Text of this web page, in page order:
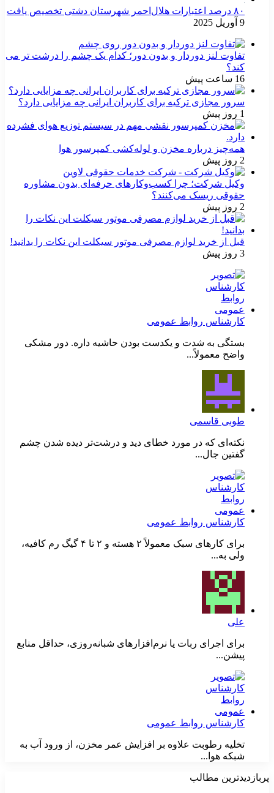
۸۰ درصد اعتبارات هلال‌احمر شهرستان دشتی تخصیص یافت
9 آوریل 2025
تفاوت لنز دوردار و بدون دور؛ کدام یک چشم را درشت تر می
کند؟
16 ساعت پیش
سرور مجازی ترکیه برای کاربران ایرانی چه مزایایی دارد؟
1 روز پیش
همه‌چیز درباره مخزن و لوله‌کشی کمپرسور هوا
2 روز پیش
وکیل شرکت؛ چرا کسب‌وکارهای حرفه‌ای بدون مشاوره
حقوقی ریسک می‌کنند؟
2 روز پیش
قبل از خرید لوازم مصرفی موتور سیکلت این نکات را بدانید!
3 روز پیش
کارشناس روابط عمومی
بستگی به شدت و یکدست بودن حاشیه داره. دور مشکی
واضح معمولاً...
طوبی قاسمی
نکته‌ای که در مورد خطای دید و درشت‌تر دیده شدن چشم
گفتین جال...
کارشناس روابط عمومی
برای کارهای سبک معمولاً ۲ هسته و ۲ تا ۴ گیگ رم کافیه،
ولی به...
علی
برای اجرای ربات یا نرم‌افزارهای شبانه‌روزی، حداقل منابع
پیشن...
کارشناس روابط عمومی
تخلیه رطوبت علاوه بر افزایش عمر مخزن، از ورود آب به
شبکه هوا...
پربازدیدترین مطالب